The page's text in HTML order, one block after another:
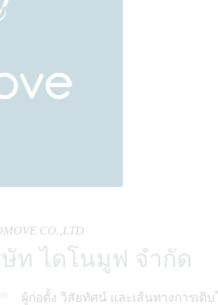
CO.,LTD
ท ไดโนมูฟ จำกัด
ผู้ก่อตั้ง วิสัยทัศน์ และเส้นทางการเติ